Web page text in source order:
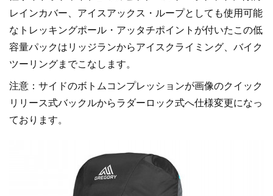
レインカバー、アイスアックス・ループとしても使用可能
なトレッキングポール・アッタチポイントが付いたこの低
容量パックはリッジランからアイスクライミング、バイク
ツーリングまでこなします。
注意：サイドのボトムコンプレッションが画像のクイック
リリース式バックルからラダーロック式へ仕様変更になっ
ております。